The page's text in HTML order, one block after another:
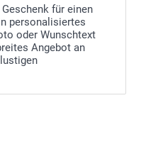
für einen
personalisiertes
oder Wunschtext
Angebot an